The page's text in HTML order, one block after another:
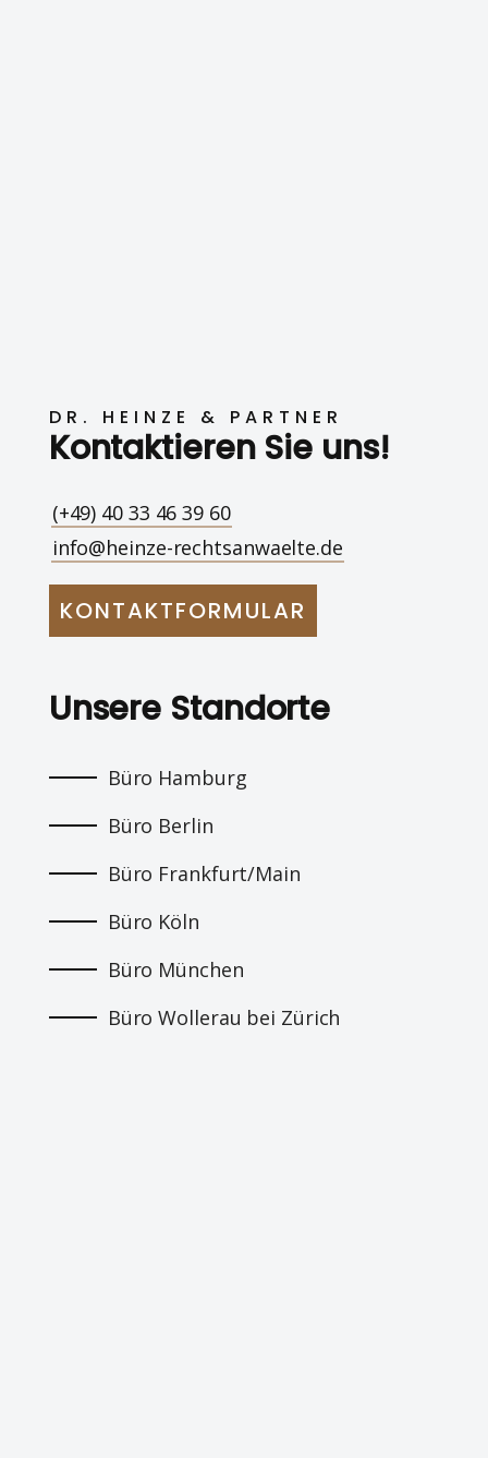
DR. HEINZE & PARTNER
Kontaktieren Sie uns!
(+49) 40 33 46 39 60
info@heinze-rechtsanwaelte.de
KONTAKTFORMULAR
Unsere Standorte
Büro Hamburg
Büro Berlin
Büro Frankfurt/Main
Büro Köln
Büro München
Büro Wollerau bei Zürich